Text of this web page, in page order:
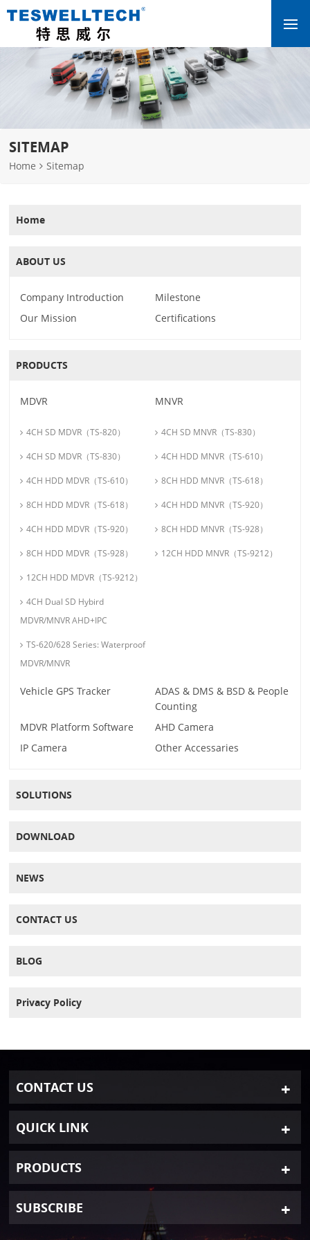
SITEMAP
Home Sitemap
Home
ABOUT US
Company Introduction
Milestone
Our Mission
Certifications
PRODUCTS
MDVR
4CH SD MDVR（TS-820）
4CH SD MDVR（TS-830）
4CH HDD MDVR（TS-610）
8CH HDD MDVR（TS-618）
4CH HDD MDVR（TS-920）
8CH HDD MDVR（TS-928）
12CH HDD MDVR（TS-9212）
4CH Dual SD Hybird
MDVR/MNVR AHD+IPC
TS-620/628 Series: Waterproof
MDVR/MNVR
MNVR
4CH SD MNVR（TS-830）
4CH HDD MNVR（TS-610）
8CH HDD MNVR（TS-618）
4CH HDD MNVR（TS-920）
8CH HDD MNVR（TS-928）
12CH HDD MNVR（TS-9212）
Vehicle GPS Tracker
ADAS & DMS & BSD & People
Counting
MDVR Platform Software
AHD Camera
IP Camera
Other Accessaries
SOLUTIONS
DOWNLOAD
NEWS
CONTACT US
BLOG
Privacy Policy
CONTACT US
QUICK LINK
PRODUCTS
SUBSCRIBE